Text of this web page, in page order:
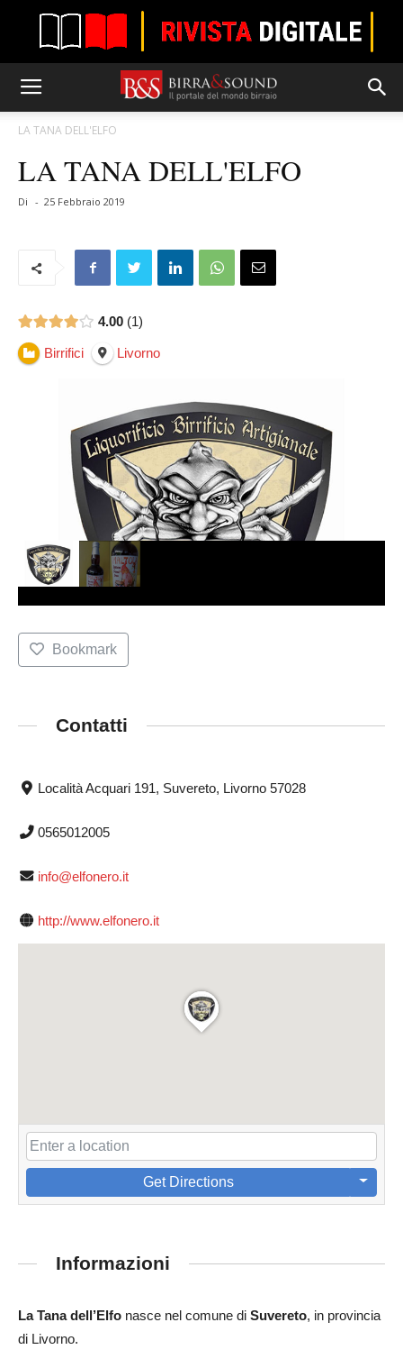
LA TANA DELL'ELFO
LA TANA DELL'ELFO
Di - 25 Febbraio 2019
4.00 1
Birrifici Livorno
Bookmark
Contatti
Località Acquari 191, Suvereto, Livorno 57028
0565012005
info@elfonero.it
http://www.elfonero.it
Get Directions
Informazioni
La Tana dell’Elfo nasce nel comune di Suvereto, in provincia
di Livorno.